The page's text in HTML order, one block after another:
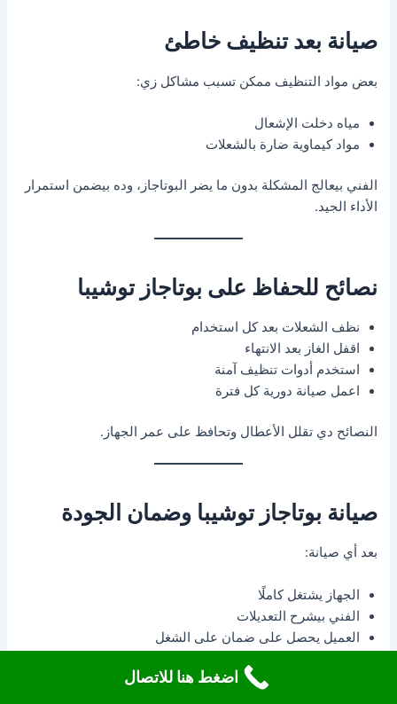
صيانة بعد تنظيف خاطئ
بعض مواد التنظيف ممكن تسبب مشاكل زي:
مياه دخلت الإشعال
مواد كيماوية ضارة بالشعلات
الفني بيعالج المشكلة بدون ما يضر البوتاجاز، وده بيضمن استمرار
الأداء الجيد.
نصائح للحفاظ على بوتاجاز توشيبا
نظف الشعلات بعد كل استخدام
اقفل الغاز بعد الانتهاء
استخدم أدوات تنظيف آمنة
اعمل صيانة دورية كل فترة
النصائح دي تقلل الأعطال وتحافظ على عمر الجهاز.
صيانة بوتاجاز توشيبا وضمان الجودة
بعد أي صيانة:
الجهاز يشتغل كاملًا
الفني بيشرح التعديلات
العميل يحصل على ضمان على الشغل
اضغط هنا للاتصال